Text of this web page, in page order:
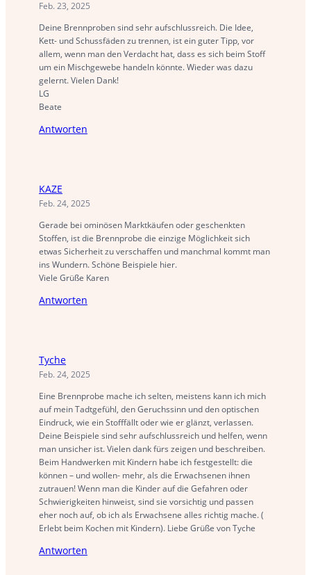
Feb. 23, 2025
Deine Brennproben sind sehr aufschlussreich. Die Idee,
Kett- und Schussfäden zu trennen, ist ein guter Tipp, vor
allem, wenn man den Verdacht hat, dass es sich beim Stoff
um ein Mischgewebe handeln könnte. Wieder was dazu
gelernt. Vielen Dank!
LG
Beate
Antworten
KAZE
Feb. 24, 2025
Gerade bei ominösen Marktkäufen oder geschenkten
Stoffen, ist die Brennprobe die einzige Möglichkeit sich
etwas Sicherheit zu verschaffen und manchmal kommt man
ins Wundern. Schöne Beispiele hier.
Viele Grüße Karen
Antworten
Tyche
Feb. 24, 2025
Eine Brennprobe mache ich selten, meistens kann ich mich
auf mein Tadtgefühl, den Geruchssinn und den optischen
Eindruck, wie ein Stofffällt oder wie er glänzt, verlassen.
Deine Beispiele sind sehr aufschlussreich und helfen, wenn
man unsicher ist. Vielen dank fürs zeigen und beschreiben.
Beim Handwerken mit Kindern habe ich festgestellt: die
können – und wollen- mehr, als die Erwachsenen ihnen
zutrauen! Wenn man die Kinder auf die Gefahren oder
Schwierigkeiten hinweist, sind sie vorsichtig und passen
eher noch auf, ob ich als Erwachsene alles richtig mache. (
Erlebt beim Kochen mit Kindern). Liebe Grüße von Tyche
Antworten